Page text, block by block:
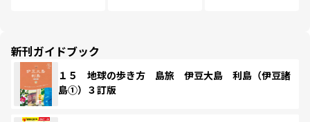
新刊ガイドブック
１５ 地球の歩き方 島旅 伊豆大島 利島（伊豆諸
島①）３訂版